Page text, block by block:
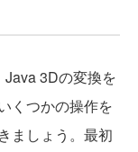
3Dの変換を
くつかの操作を
ましょう。最初